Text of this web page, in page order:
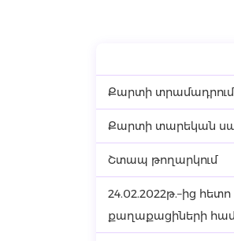
Քարտի տրամադրում
Քարտի տարեկան
Շտապ թողարկում
24.02.2022թ.–ից
քաղաքացիների